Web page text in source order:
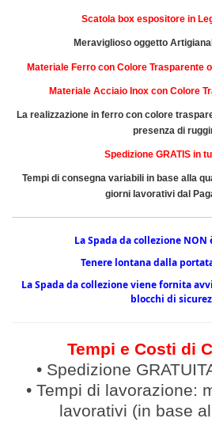
Scatola box espositore in
Meraviglioso oggetto
Materiale Ferro con Colore Trasparente
Materiale Acciaio Inox con Colore
La realizzazione in ferro con colore
presenza di
Spedizione GRATIS in
Tempi di consegna variabili in base alla
giorni lavorativi dal
La Spada da collezione
Tenere lontana dalla
La Spada da collezione viene fornita
blocchi di
Tempi e Costi di
• Spedizione
• Tempi di lavorazione:
lavorativi (in base